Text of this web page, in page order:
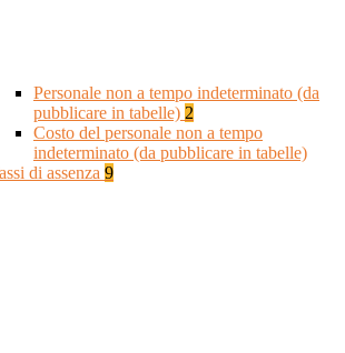
Personale non a tempo indeterminato (da
pubblicare in tabelle) 2
Costo del personale non a tempo
indeterminato (da pubblicare in tabelle)
di assenza 9